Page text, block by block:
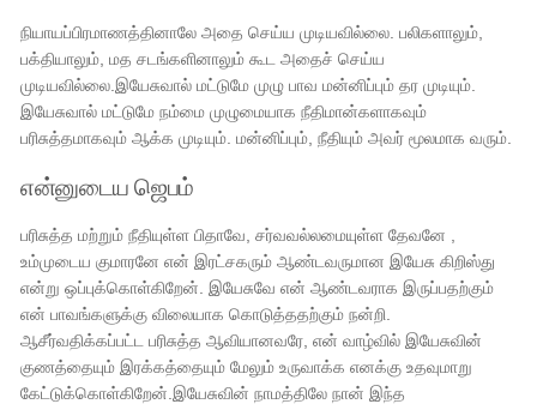
நியாயப்பிரமாணத்தினாலே அதை செய்ய முடியவில்லை. பலிகளாலும்,
பக்தியாலும், மத சடங்களினாலும் கூட அதைச் செய்ய
முடியவில்லை.இயேசுவால் மட்டுமே முழு பாவ மன்னிப்பும் தர முடியும்.
இயேசுவால் மட்டுமே நம்மை முழுமையாக நீதிமான்களாகவும்
பரிசுத்தமாகவும் ஆக்க முடியும். மன்னிப்பும், நீதியும் அவர் மூலமாக வரும்.
என்னுடைய ஜெபம்
பரிசுத்த மற்றும் நீதியுள்ள பிதாவே, சர்வவல்லமையுள்ள தேவனே ,
உம்முடைய குமாரனே என் இரட்சகரும் ஆண்டவருமான இயேசு கிறிஸ்து
என்று ஒப்புக்கொள்கிறேன். இயேசுவே என் ஆண்டவராக இருப்பதற்கும்
என் பாவங்களுக்கு விலையாக கொடுத்ததற்கும் நன்றி.
ஆசீர்வதிக்கப்பட்ட பரிசுத்த ஆவியானவரே, என் வாழ்வில் இயேசுவின்
குணத்தையும் இரக்கத்தையும் மேலும் உருவாக்க எனக்கு உதவுமாறு
கேட்டுக்கொள்கிறேன்.இயேசுவின் நாமத்திலே நான் இந்த